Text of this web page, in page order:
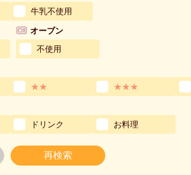
牛乳不使用
オーブン
不使用
★★ ★★★
ドリンク お料理
再検索